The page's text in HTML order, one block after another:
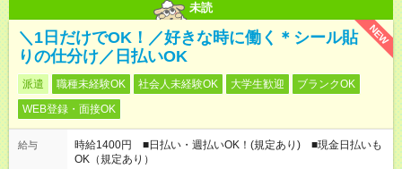
未読
NEW
＼1日だけでOK！／好きな時に働く＊シール貼
りの仕分け／日払いOK
派遣 職種未経験OK 社会人未経験OK 大学生歓迎
ブランクOK
WEB登録・面接OK
給与
時給1400円 ■日払い・週払いOK！(規定あり) ■現金日払いも
OK（規定あり）